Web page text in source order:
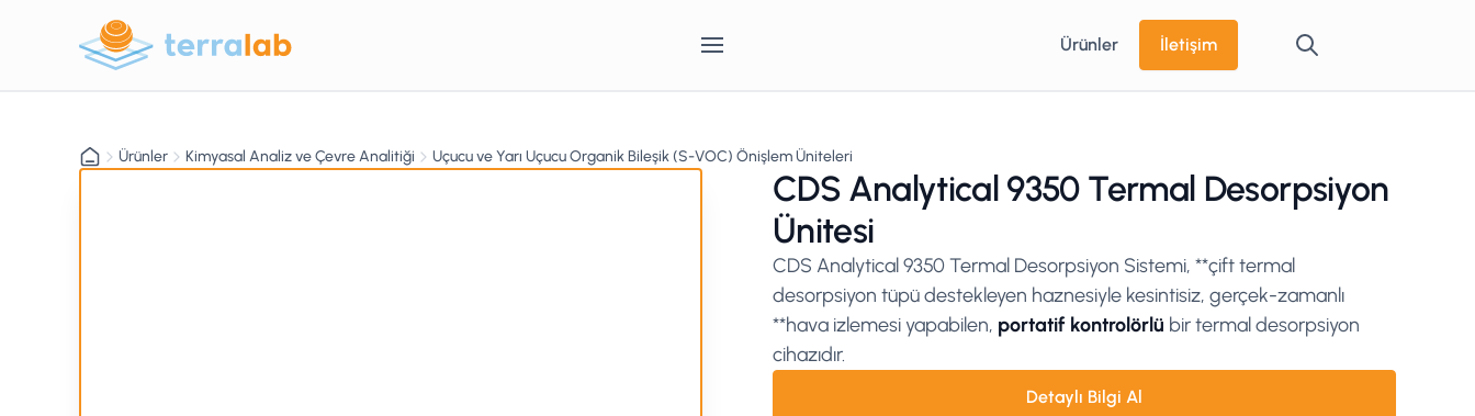
Ürünler İletişim
Ürünler Kimyasal Analiz ve Çevre Analitiği Uçucu ve Yarı Uçucu Organik Bileşik (S-VOC) Önişlem Üniteleri
CDS Analytical 9350 Termal Desorpsiyon
Ünitesi
CDS Analytical 9350 Termal Desorpsiyon Sistemi, **çift termal
desorpsiyon tüpü destekleyen haznesiyle kesintisiz, gerçek-zamanlı
**hava izlemesi yapabilen, portatif kontrolörlü bir termal desorpsiyon
cihazıdır.
Detaylı Bilgi Al